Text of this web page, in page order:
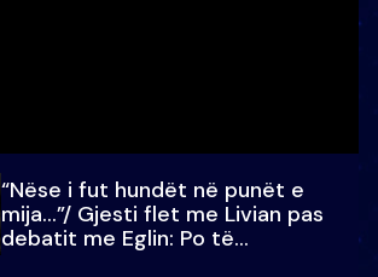
“Nëse i fut hundët në punët e
mija…”/ Gjesti flet me Livian pas
debatit me Eglin: Po të